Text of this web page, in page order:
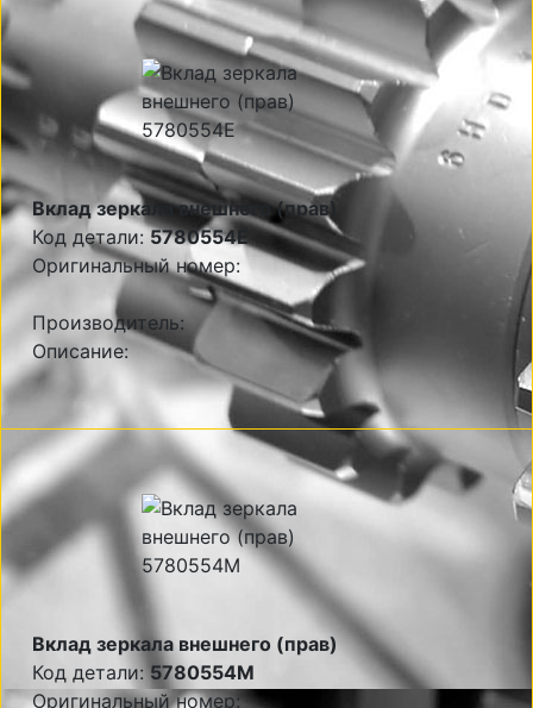
Вклад зеркала внешнего (прав)
Код детали: 5780554E
Оригинальный номер:
Производитель:
Описание:
Вклад зеркала внешнего (прав)
Код детали: 5780554M
Оригинальный номер: